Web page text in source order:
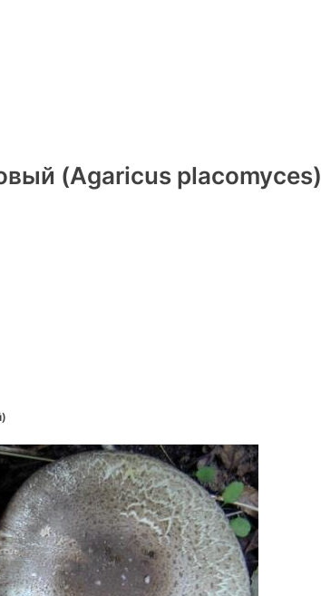
(Agaricus placomyces)